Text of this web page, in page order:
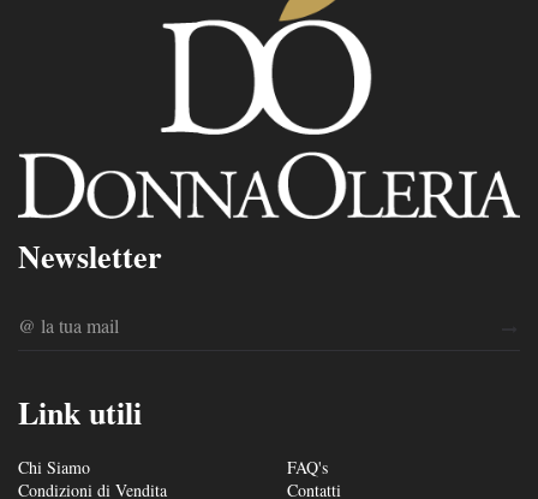
Newsletter
Link utili
Chi Siamo
Condizioni di Vendita
FAQ's
Contatti